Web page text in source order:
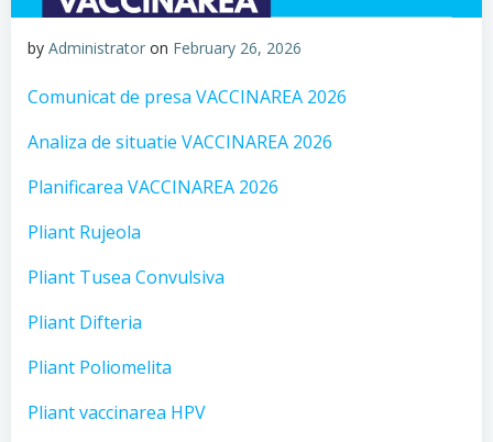
by Administrator on February 26, 2026
Comunicat de presa VACCINAREA 2026
Analiza de situatie VACCINAREA 2026
Planificarea VACCINAREA 2026
Pliant Rujeola
Pliant Tusea Convulsiva
Pliant Difteria
Pliant Poliomelita
Pliant vaccinarea HPV